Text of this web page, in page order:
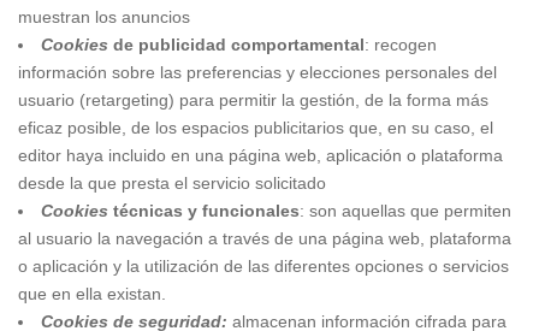
muestran los anuncios
Cookies de publicidad comportamental: recogen
información sobre las preferencias y elecciones personales del
usuario (retargeting) para permitir la gestión, de la forma más
eficaz posible, de los espacios publicitarios que, en su caso, el
editor haya incluido en una página web, aplicación o plataforma
desde la que presta el servicio solicitado
Cookies técnicas y funcionales: son aquellas que permiten
al usuario la navegación a través de una página web, plataforma
o aplicación y la utilización de las diferentes opciones o servicios
que en ella existan.
Cookies de seguridad: almacenan información cifrada para